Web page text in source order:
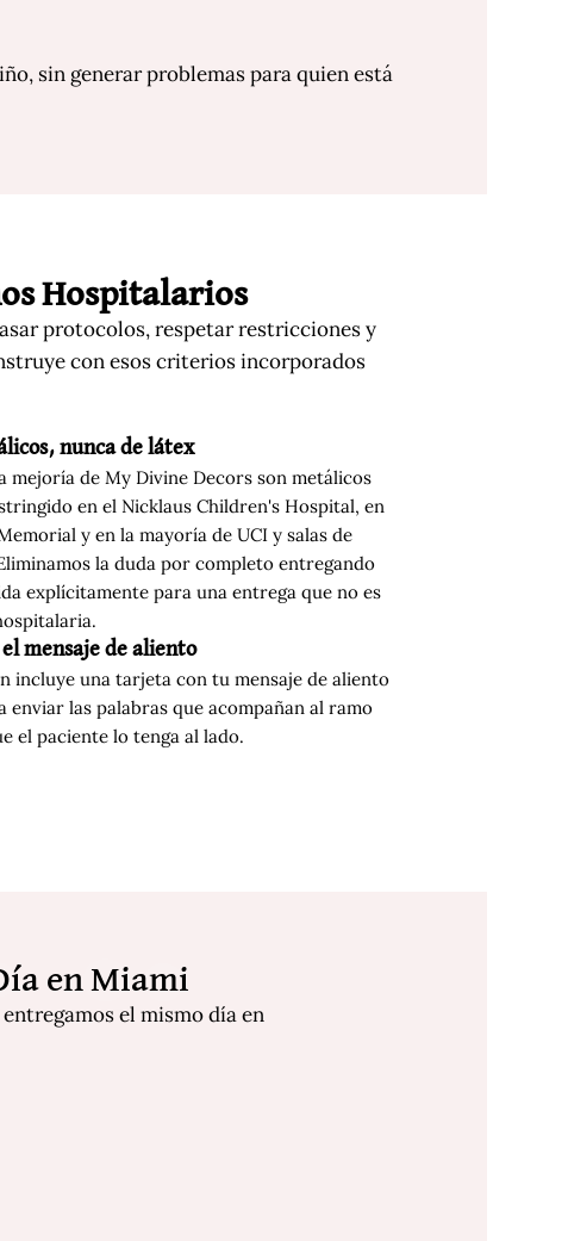
sin generar problemas para quien está
Hospitalarios
protocolos, respetar restricciones y
con esos criterios incorporados
nunca de látex
mejoría de My Divine Decors son metálicos
en el Nicklaus Children's Hospital, en
y en la mayoría de UCI y salas de
la duda por completo entregando
explícitamente para una entrega que no es
mensaje de aliento
incluye una tarjeta con tu mensaje de aliento
enviar las palabras que acompañan al ramo
el paciente lo tenga al lado.
en Miami
el mismo día en